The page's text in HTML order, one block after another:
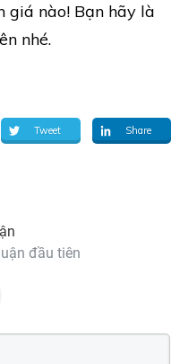
giá nào! Bạn hãy là
nhé.
Tweet Share
đầu tiên